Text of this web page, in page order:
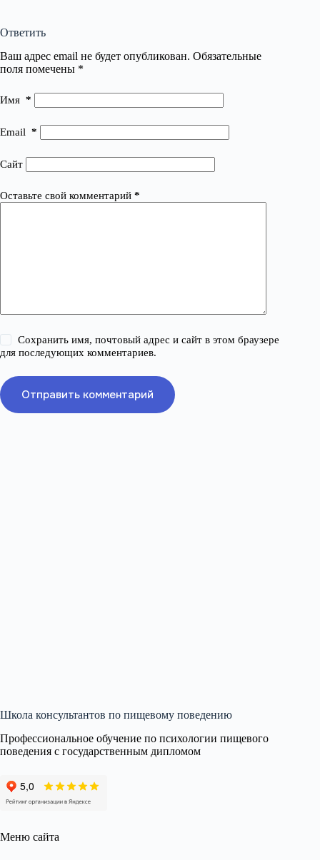
Ответить
Ваш адрес email не будет опубликован. Обязательные
поля помечены *
Имя *
Email *
Сайт
Оставьте свой комментарий *
Сохранить имя, почтовый адрес и сайт в этом браузере
для последующих комментариев.
Отправить комментарий
Школа консультантов по пищевому поведению
Профессиональное обучение по психологии пищевого
поведения с государственным дипломом
Меню сайта